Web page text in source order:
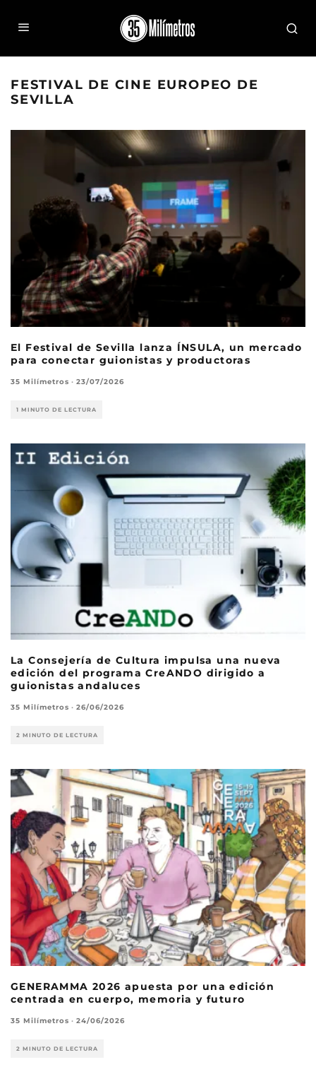
FESTIVAL DE CINE EUROPEO DE
SEVILLA
El Festival de Sevilla lanza ÍNSULA, un mercado
para conectar guionistas y productoras
35 Milímetros · 23/07/2026
1 MINUTO DE LECTURA
La Consejería de Cultura impulsa una nueva
edición del programa CreANDO dirigido a
guionistas andaluces
35 Milímetros · 26/06/2026
2 MINUTO DE LECTURA
GENERAMMA 2026 apuesta por una edición
centrada en cuerpo, memoria y futuro
35 Milímetros · 24/06/2026
2 MINUTO DE LECTURA